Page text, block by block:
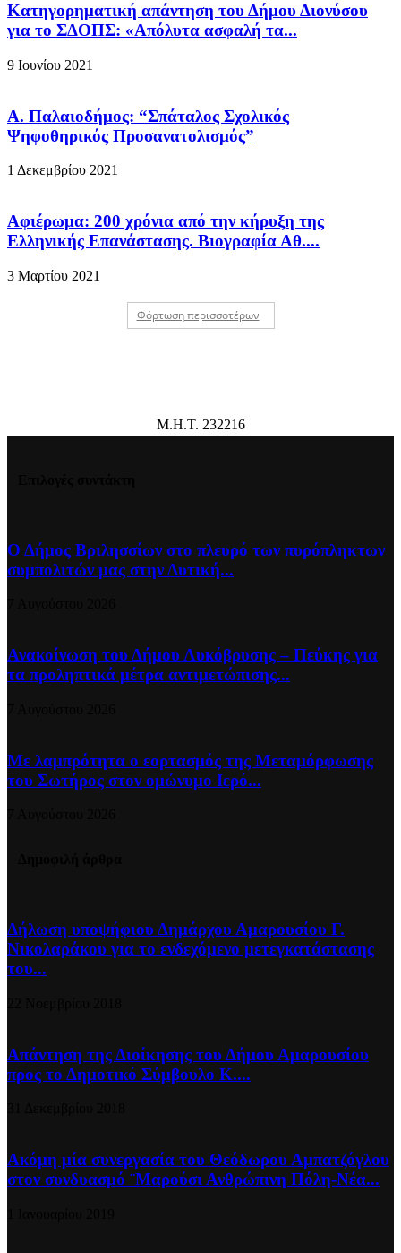
Κατηγορηματική απάντηση του Δήμου Διονύσου
για το ΣΔΟΠΣ: «Απόλυτα ασφαλή τα...
9 Ιουνίου 2021
Α. Παλαιοδήμος: “Σπάταλος Σχολικός
Ψηφοθηρικός Προσανατολισμός”
1 Δεκεμβρίου 2021
Αφιέρωμα: 200 χρόνια από την κήρυξη της
Ελληνικής Επανάστασης. Βιογραφία Αθ....
3 Μαρτίου 2021
Φόρτωση περισσοτέρων
Μ.Η.Τ. 232216
Ο Δήμος Βριλησσίων στο πλευρό των πυρόπληκτων
συμπολιτών μας στην Δυτική...
Ανακοίνωση του Δήμου Λυκόβρυσης – Πεύκης για
τα προληπτικά μέτρα αντιμετώπισης...
Με λαμπρότητα ο εορτασμός της Μεταμόρφωσης
του Σωτήρος στον ομώνυμο Ιερό...
Δήλωση υποψήφιου Δημάρχου Αμαρουσίου Γ.
Νικολαράκου για το ενδεχόμενο μετεγκατάστασης
του...
Απάντηση της Διοίκησης του Δήμου Αμαρουσίου
προς το Δημοτικό Σύμβουλο Κ....
Ακόμη μία συνεργασία του Θεόδωρου Αμπατζόγλου
στον συνδυασμό ¨Μαρούσι Ανθρώπινη Πόλη-Νέα...